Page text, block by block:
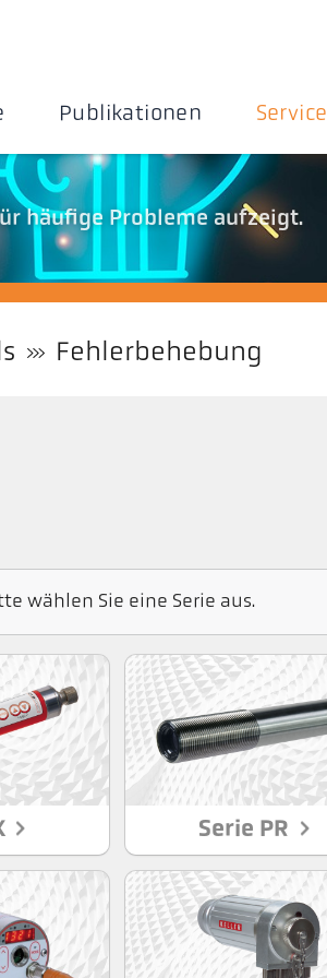
Publikationen Service
häufige Probleme aufzeigt.
Fehlerbehebung
wählen Sie eine Serie aus.
Serie PR